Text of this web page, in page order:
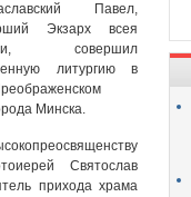
Павел,
Экзарх всея
совершил
литургию в
Минска.
Святослав
прихода храма